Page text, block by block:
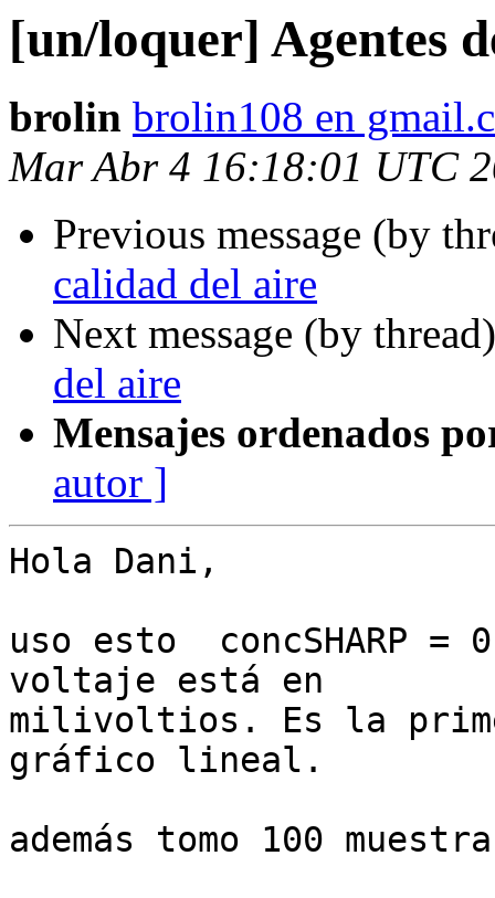
[un/loquer] Agentes
brolin brolin108 en
Mar Abr 4 16:18:01 UTC
Previous message (by
calidad del aire
Next message (by
del aire
Mensajes ordenados
autor ]
Hola Dani,
uso esto  concSHARP
voltaje está en
milivoltios. Es la
gráfico lineal.
además tomo 100